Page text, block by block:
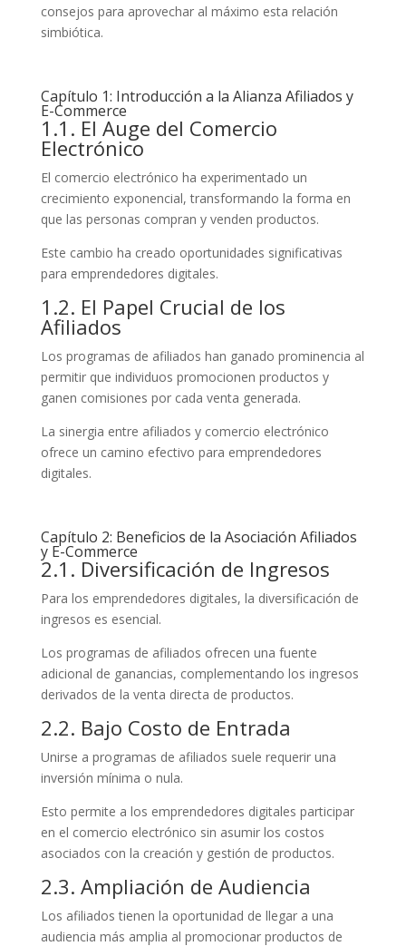
consejos para aprovechar al máximo esta relación
simbiótica.
Capítulo 1: Introducción a la Alianza Afiliados y
E-Commerce
1.1. El Auge del Comercio
Electrónico
El comercio electrónico ha experimentado un
crecimiento exponencial, transformando la forma en
que las personas compran y venden productos.
Este cambio ha creado oportunidades significativas
para emprendedores digitales.
1.2. El Papel Crucial de los
Afiliados
Los programas de afiliados han ganado prominencia al
permitir que individuos promocionen productos y
ganen comisiones por cada venta generada.
La sinergia entre afiliados y comercio electrónico
ofrece un camino efectivo para emprendedores
digitales.
Capítulo 2: Beneficios de la Asociación Afiliados
y E-Commerce
2.1. Diversificación de Ingresos
Para los emprendedores digitales, la diversificación de
ingresos es esencial.
Los programas de afiliados ofrecen una fuente
adicional de ganancias, complementando los ingresos
derivados de la venta directa de productos.
2.2. Bajo Costo de Entrada
Unirse a programas de afiliados suele requerir una
inversión mínima o nula.
Esto permite a los emprendedores digitales participar
en el comercio electrónico sin asumir los costos
asociados con la creación y gestión de productos.
2.3. Ampliación de Audiencia
Los afiliados tienen la oportunidad de llegar a una
audiencia más amplia al promocionar productos de